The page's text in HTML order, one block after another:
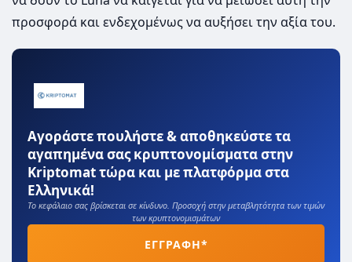
προσφορά και ενδεχομένως να αυξήσει την αξία του.
Αγοράστε πουλήστε & αποθηκεύστε τα
αγαπημένα σας κρυπτονομίσματα στην
Kriptomat τώρα και με πλατφόρμα στα
Ελληνικά!
Το κεφάλαιο σας βρίσκεται σε κίνδυνο. Προσοχή στην μεταβλητότητα των τιμών
των κρυπτονομισμάτων
ΕΓΓΡΑΦΗ*